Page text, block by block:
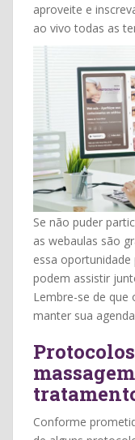
aproveite e
ao vivo todas as
Se não puder
as webaulas são
essa
podem assistir
Lembre-se de
manter sua
Conforme